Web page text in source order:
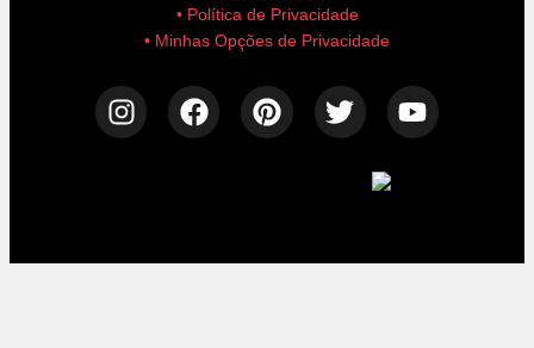
• Política de Privacidade
• Minhas Opções de Privacidade